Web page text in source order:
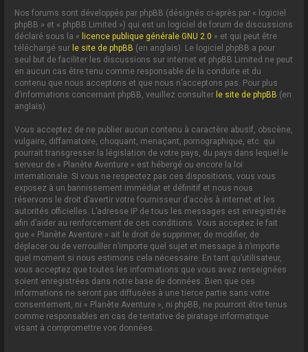
Nos forums sont développés par phpBB (désignés ci-après par « logiciel
phpBB » et « phpBB Limited ») qui est un logiciel de forum de discussions
déclaré sous la « licence publique générale GNU 2.0 » et qui peut être
téléchargé sur le site de phpBB (en anglais). Le logiciel phpBB a pour
seul but de faciliter les discussions sur internet et phpBB Limited ne peut
en aucun cas être tenu comme responsable de la conduite et du
contenu que nous acceptons et que nous n’acceptons pas. Pour plus
d’informations concernant phpBB, veuillez consulter le site de phpBB (en
anglais).
Vous acceptez de ne publier aucun contenu à caractère abusif, obscène,
vulgaire, diffamatoire, choquant, menaçant, pornographique, etc. qui
pourrait transgresser la législation de votre pays, du pays dans lequel le
serveur de « Planète Aventure » est hébergé ou encore la loi
internationale. Si vous ne respectez pas ces dispositions, vous vous
exposez à un bannissement immédiat et définitif et nous nous
réservons le droit d’avertir votre fournisseur d’accès à internet et les
autorités officielles. L’adresse IP de tous les messages est enregistrée
afin d’aider au renforcement de ces conditions. Vous acceptez le fait
que « Planète Aventure » ait le droit de supprimer, de modifier, de
déplacer ou de verrouiller n’importe quel sujet et message à n’importe
quel moment si nous estimons cela nécessaire. En tant qu’utilisateur,
vous acceptez que toutes les informations que vous avez renseignées
soient enregistrées dans notre base de données. Bien que ces
informations ne seront pas diffusées à une tierce partie sans votre
consentement, ni « Planète Aventure », ni phpBB, ne pourront être tenus
comme responsables en cas de tentative de piratage informatique
visant à compromettre vos données.